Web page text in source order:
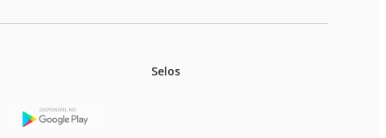
Selos